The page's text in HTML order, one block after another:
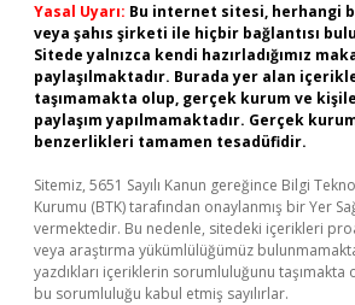
Yasal Uyarı: Bu internet sitesi, herhangi
veya şahıs şirketi ile hiçbir bağlantısı
Sitede yalnızca kendi hazırladığımız
paylaşılmaktadır. Burada yer alan
taşımamakta olup, gerçek kurum ve
paylaşım yapılmamaktadır. Gerçek
benzerlikleri tamamen tesadüfidir.
Sitemiz, 5651 Sayılı Kanun gereğince Bilgi
Kurumu (BTK) tarafından onaylanmış bir Yer
vermektedir. Bu nedenle, sitedeki içerikleri
veya araştırma yükümlülüğümüz
yazdıkları içeriklerin sorumluluğunu
bu sorumluluğu kabul etmiş sayılırlar.